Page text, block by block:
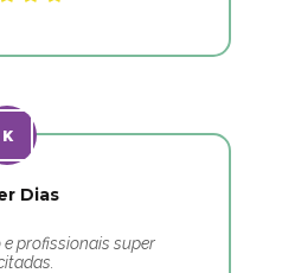
Dias
profissionais super